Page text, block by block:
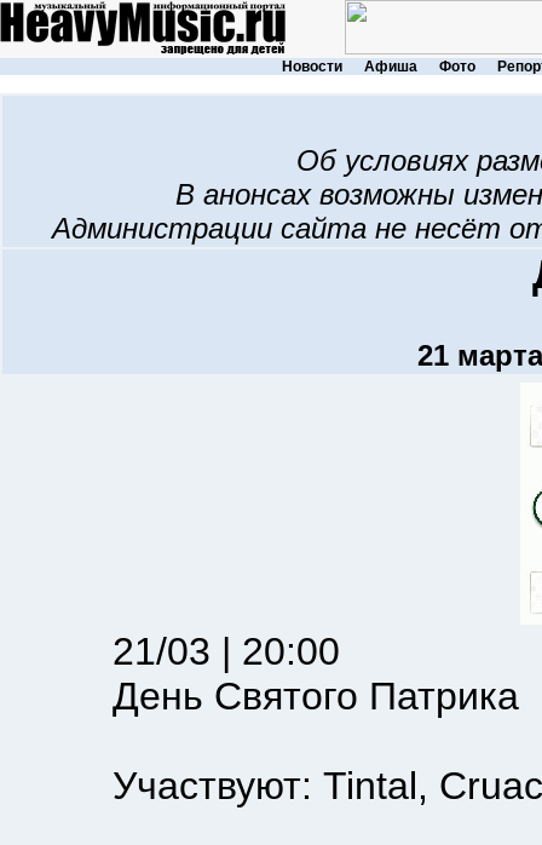
Новости Афиша Фото
Об условиях
В анонсах возможны
Администрации сайта не несёт
21
21/03 | 20:00
День Святого Патрика
Участвуют: Tintal,